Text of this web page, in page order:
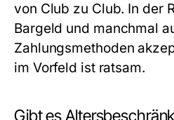
von Club zu Club. In der
Bargeld und manchmal
Zahlungsmethoden
im Vorfeld ist ratsam.
Gibt es